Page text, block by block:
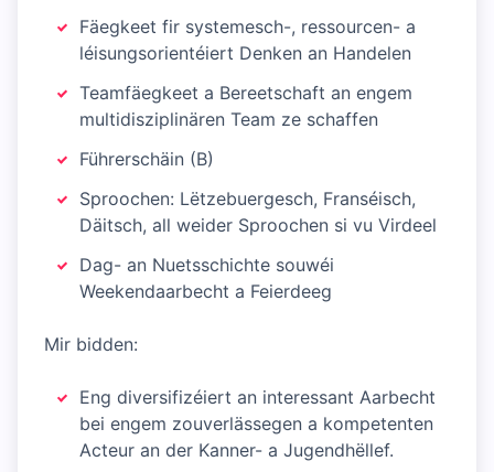
Fäegkeet fir systemesch-, ressourcen- a
léisungsorientéiert Denken an Handelen
Teamfäegkeet a Bereetschaft an engem
multidisziplinären Team ze schaffen
Führerschäin (B)
Sproochen: Lëtzebuergesch, Franséisch,
Däitsch, all weider Sproochen si vu Virdeel
Dag- an Nuetsschichte souwéi
Weekendaarbecht a Feierdeeg
Mir bidden:
Eng diversifizéiert an interessant Aarbecht
bei engem zouverlässegen a kompetenten
Acteur an der Kanner- a Jugendhëllef.